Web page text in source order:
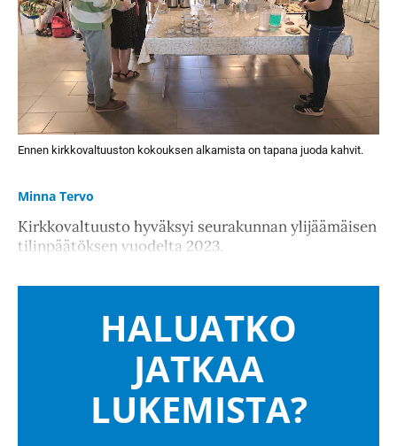
Ennen kirkkovaltuuston kokouksen alkamista on tapana juoda kahvit.
Minna Tervo
Kirkkovaltuusto hyväksyi seurakunnan ylijäämäisen
tilinpäätöksen vuodelta 2023.
HALUATKO
JATKAA
LUKEMISTA?